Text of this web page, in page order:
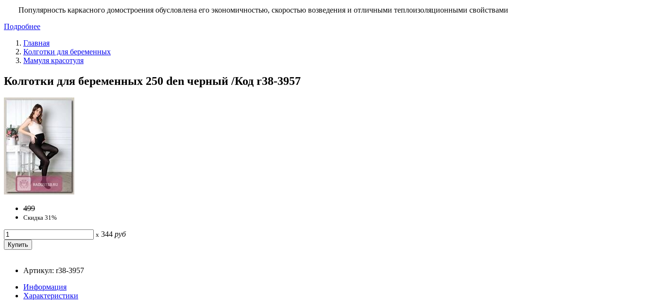
Популярность каркасного домостроения обусловлена его экономичностью, скоростью возведения и отличными теплоизоляционными свойствами
Подробнее
Главная
Колготки для беременных
Мамуля красотуля
Колготки для беременных 250 den черный /Код r38-3957
499
Скидка 31%
x 344 руб
Артикул: r38-3957
Информация
Характеристики